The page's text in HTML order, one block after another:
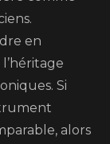
en
Si
alors